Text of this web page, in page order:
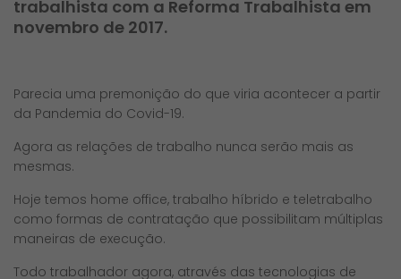
trabalhista com a Reforma Trabalhista em
novembro de 2017.
Parecia uma premonição do que viria acontecer a partir
da Pandemia do Covid-19.
Agora as relações de trabalho nunca serão mais as
mesmas.
Hoje temos home office, trabalho híbrido e teletrabalho
como formas de contratação que possibilitam múltiplas
maneiras de execução.
Todo trabalhador agora, através das tecnologias de